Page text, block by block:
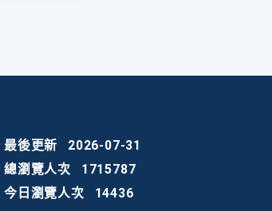
最後更新
2026-07-31
總瀏覽人次
1715787
今日瀏覽人次
14436